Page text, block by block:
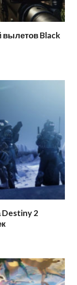
вылетов Black
Destiny 2